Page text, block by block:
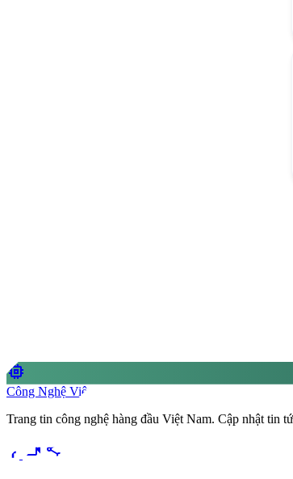
memory
Công Nghệ Việt
Trang tin công nghệ hàng đầu Việt Nam. Cập nhật tin
videocam share